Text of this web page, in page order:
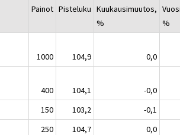
Painot Pisteluku Kuukausimuutos,
%
%
1000 104,9 0,0
400 104,1 -0,0
150 103,2 -0,1
250 104,7 0,0